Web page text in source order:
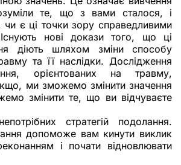
те, що з вами сталося, і
чи є ці точки зору справедливими
нові докази того, що ці
діють шляхом зміни способу
та її наслідки. Дослідження
орієнтованих на травму,
ми зможемо змінити значення
змінити те, що ви відчуваєте
стратегій подолання.
допоможе вам кинути виклик
і почати відновлювати